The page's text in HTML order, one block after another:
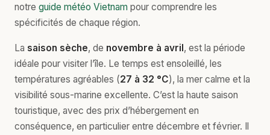
notre guide météo Vietnam pour comprendre les
spécificités de chaque région.
La saison sèche, de novembre à avril, est la période
idéale pour visiter l’île. Le temps est ensoleillé, les
températures agréables (27 à 32 °C), la mer calme et la
visibilité sous-marine excellente. C’est la haute saison
touristique, avec des prix d’hébergement en
conséquence, en particulier entre décembre et février. Il